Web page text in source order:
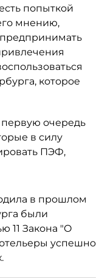
попыткой
мнению,
которое
первую очередь
в силу
ПЭФ,
в прошлом
были
11 Закона "О
успешно